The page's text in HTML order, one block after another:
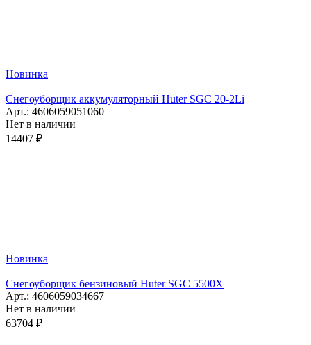
Новинка
Снегоуборщик аккумуляторный Huter SGC 20-2Li
Арт.: 4606059051060
Нет в наличии
14407 ₽
Новинка
Снегоуборщик бензиновый Huter SGC 5500X
Арт.: 4606059034667
Нет в наличии
63704 ₽